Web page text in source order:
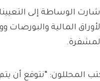
الوساطة إلى
المالية والبورصات
المحللون: “نتوقع أن